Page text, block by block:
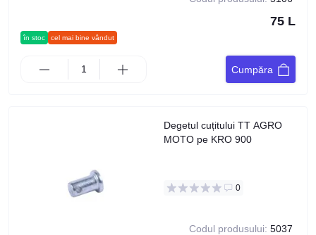
în stoc cel mai bine vândut
75 L
Cumpăra
Degetul cuțitului TT AGRO
MOTO pe KRO 900
0
Codul produsului: 5037